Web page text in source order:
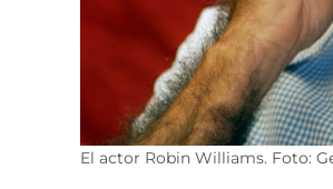
El actor Robin Williams. Foto: